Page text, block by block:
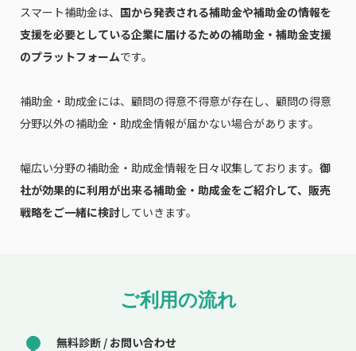
スマート補助金は、 国から発表される補助金や補助金の情報を
支援を必要としている企業に届けるための補助金・補助金支援
のプラットフォームです。
補助金・助成金には、顧問の得意不得意が存在し、顧問の得意
分野以外の補助金・助成金情報が届かない場合があります。
幅広い分野の補助金・助成金情報を日々収集しております。 御
社が効果的に利用が出来る補助金・助成金をご紹介して、販売
戦略をご一緒に検討していきます。
ご利用の流れ
無料診断 / お問い合わせ